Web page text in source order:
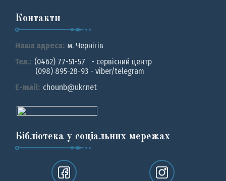
Контакти
Наша адреса: м. Чернiгiв
Тел.: (0462) 77-51-57 - сервісний центр
(098) 895-28-93 - viber/telegram
E-mail: chounb@ukr.net
Бібліотека у соціальних мережах